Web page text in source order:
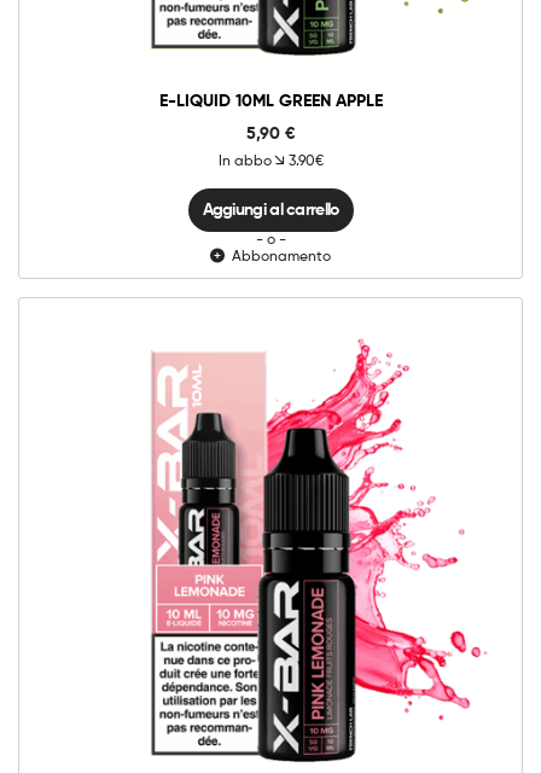
E-LIQUID 10ML GREEN APPLE
5,90 €
In abbo 3.90€
quantità
Aggiungi al carrello
- o -
Abbonamento